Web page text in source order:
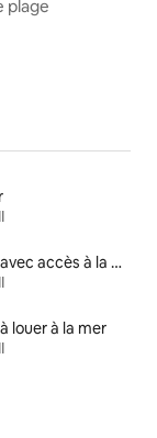
plage
Logements avec accès à la plage
louer à la mer